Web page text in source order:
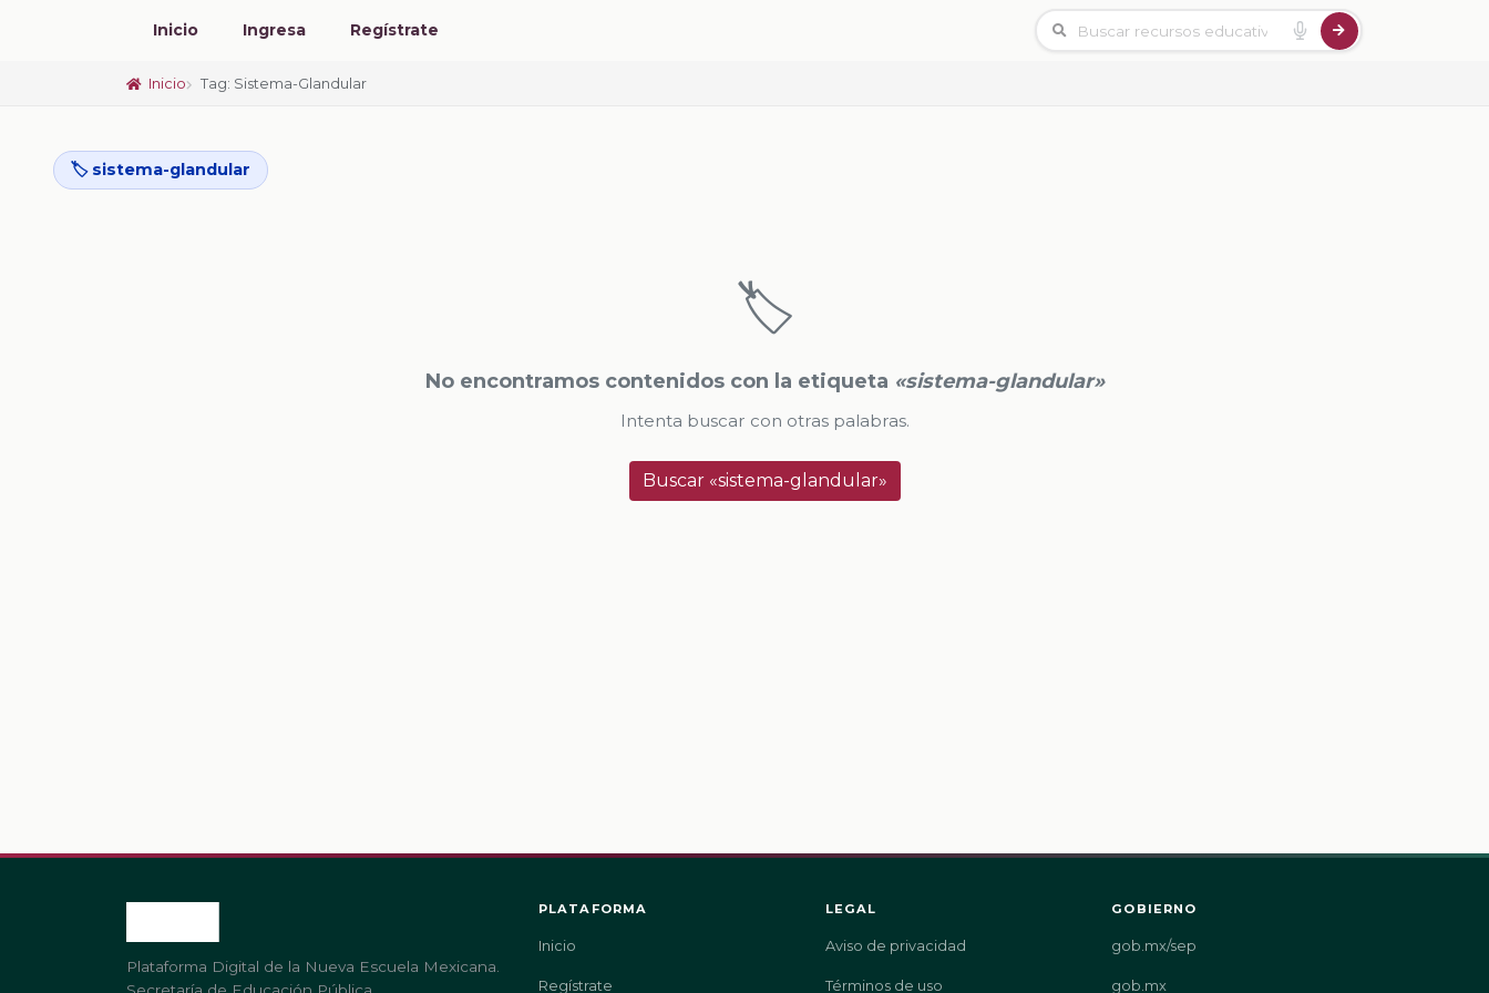
Inicio Ingresa Regístrate
Inicio Tag: Sistema-Glandular
🏷️ sistema-glandular
🏷️
No encontramos contenidos con la etiqueta «sistema-glandular»
Intenta buscar con otras palabras.
Buscar «sistema-glandular»
Plataforma Digital de la Nueva Escuela Mexicana.
PLATAFORMA
Inicio
Regístrate
LEGAL
Aviso de privacidad
Términos de uso
GOBIERNO
gob.mx/sep
gob.mx